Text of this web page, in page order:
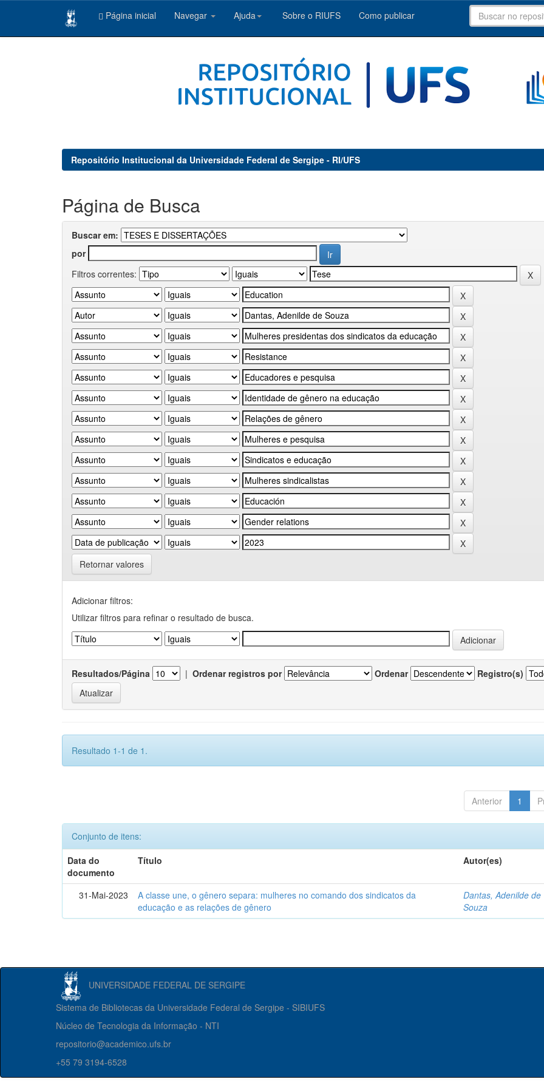
Página inicial Navegar Ajuda Sobre o RIUFS Como publicar
Repositório Institucional da Universidade Federal de Sergipe - RI/UFS
Página de Busca
Buscar em:
por
Filtros correntes:
Retornar valores
Adicionar filtros:
Utilizar filtros para refinar o resultado de busca.
Resultados/Página | Ordenar registros por Ordenar Registro(s)
Resultado 1-1 de 1.
Anterior 1
Conjunto de itens:
Data do
documento
Título Autor(es)
31-Mai-2023
A classe une, o gênero separa: mulheres no comando dos sindicatos da
educação e as relações de gênero
Dantas, Adenilde de
Souza
UNIVERSIDADE FEDERAL DE SERGIPE
Sistema de Bibliotecas da Universidade Federal de Sergipe - SIBIUFS
Núcleo de Tecnologia da Informação - NTI
repositorio@academico.ufs.br
+55 79 3194-6528